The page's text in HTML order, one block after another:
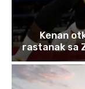
Kenan
rastanak sa